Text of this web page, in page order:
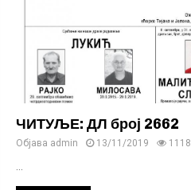
ЧИТУЉЕ: ДЛ број 2662
Објава admin 13/11/2019 1118